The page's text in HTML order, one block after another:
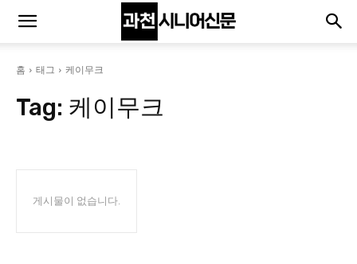
홈 태그 케이무크
Tag: 케이무크
게시물이 없습니다.